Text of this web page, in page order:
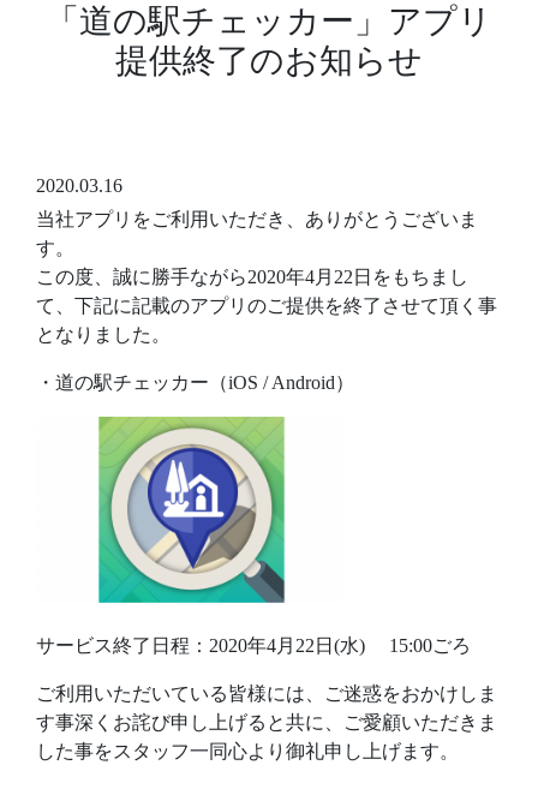
「道の駅チェッカー」アプリ
提供終了のお知らせ
2020.03.16
当社アプリをご利用いただき、ありがとうございま
す。
この度、誠に勝手ながら2020年4月22日をもちまし
て、下記に記載のアプリのご提供を終了させて頂く事
となりました。
・道の駅チェッカー（iOS / Android）
サービス終了日程：2020年4月22日(水) 15:00ごろ
ご利用いただいている皆様には、ご迷惑をおかけしま
す事深くお詫び申し上げると共に、ご愛顧いただきま
した事をスタッフ一同心より御礼申し上げます。